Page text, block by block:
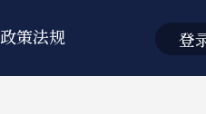
政策法规 登